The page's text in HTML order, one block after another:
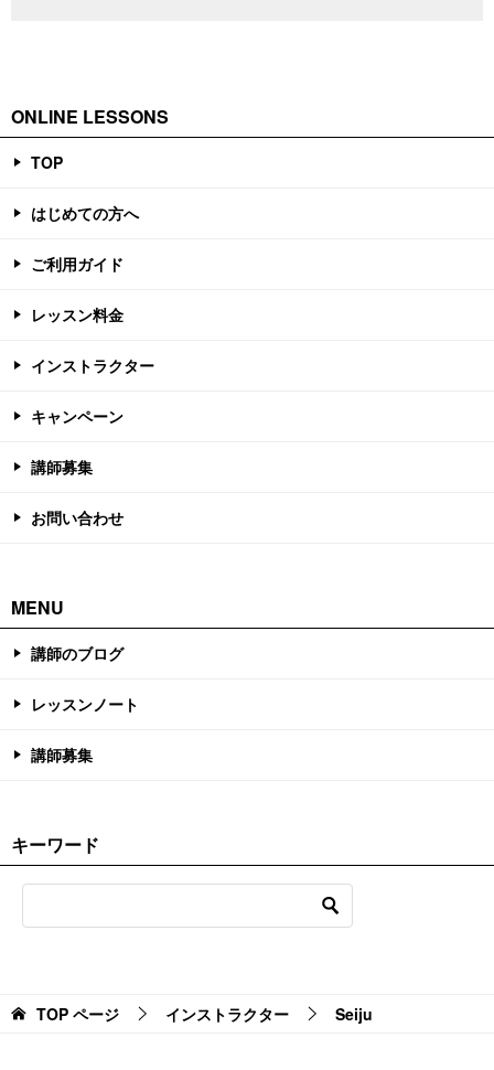
ONLINE LESSONS
TOP
はじめての方へ
ご利用ガイド
レッスン料金
インストラクター
キャンペーン
講師募集
お問い合わせ
MENU
講師のブログ
レッスンノート
講師募集
キーワード
TOP ページ インストラクター Seiju